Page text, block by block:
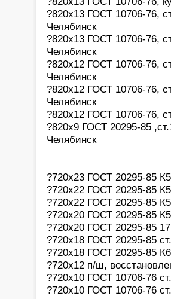
?820х13 ГОСТ 10706-76,
Челябинск
?820х13 ГОСТ 10706-76,
Челябинск
?820х12 ГОСТ 10706-76,
Челябинск
?820х12 ГОСТ 10706-76,
Челябинск
?820х12 ГОСТ 10706-76,
?820x9 ГОСТ 20295-85
Челябинск
?720х23 ГОСТ 20295-85
?720х22 ГОСТ 20295-85
?720х22 ГОСТ 20295-85
?720х20 ГОСТ 20295-85
?720х20 ГОСТ 20295-85
?720х18 ГОСТ 20295-85
?720х18 ГОСТ 20295-85
?720х12 п/ш,
?720х10 ГОСТ 10706-76
?720х10 ГОСТ 10706-76